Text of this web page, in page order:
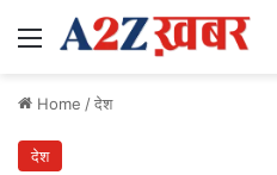
Menu
Home /देश
देश